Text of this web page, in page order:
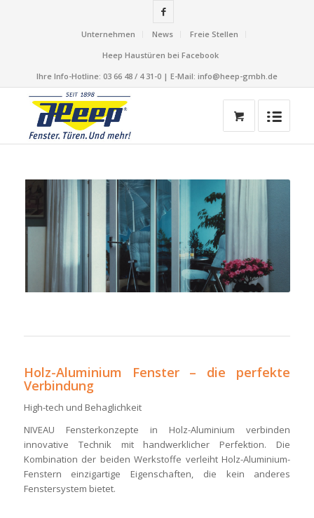
Unternehmen News
Freie Stellen
Heep Haustüren bei Facebook
Ihre Info-Hotline: 03 66 48 / 4 31-0 | E-Mail: info@heep-gmbh.de
Holz-Aluminium Fenster – die perfekte
Verbindung
High-tech und Behaglichkeit
NIVEAU Fensterkonzepte in Holz-Aluminium verbinden
innovative Technik mit handwerklicher Perfektion. Die
Kombination der beiden Werkstoffe verleiht Holz-Aluminium-
Fenstern einzigartige Eigenschaften, die kein anderes
Fenstersystem bietet.